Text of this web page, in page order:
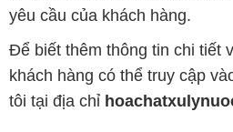
Bản quyền © 2016
CÔNG TY XNK TM SX HÓA